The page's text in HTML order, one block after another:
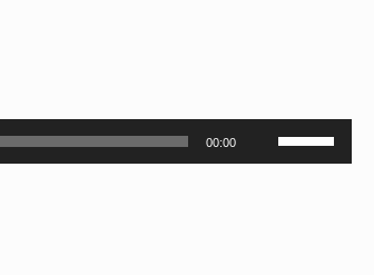
00:00